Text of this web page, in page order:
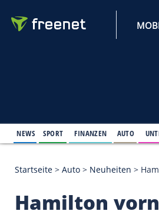
Startseite >Auto > Neuheiten